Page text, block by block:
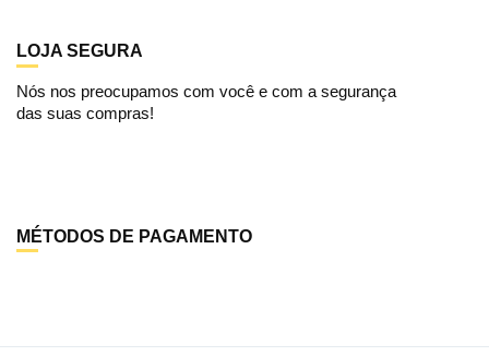
LOJA SEGURA
Nós nos preocupamos com você e com a segurança
das suas compras!
MÉTODOS DE PAGAMENTO